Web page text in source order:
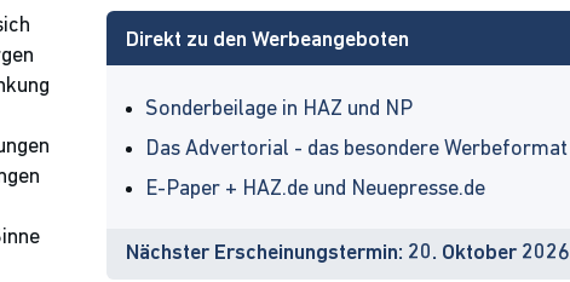
Direkt zu den Werbeangeboten
Sonderbeilage in HAZ und NP
Das Advertorial - das besondere Werbeformat
E-Paper + HAZ.de und Neuepresse.de
Nächster Erscheinungstermin: 20. Oktober 2026